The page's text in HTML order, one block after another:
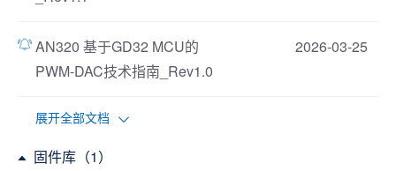
AN320 基于GD32 MCU的
PWM-DAC技术指南_Rev1.0
2026-03-25
展开全部文档
固件库（1）